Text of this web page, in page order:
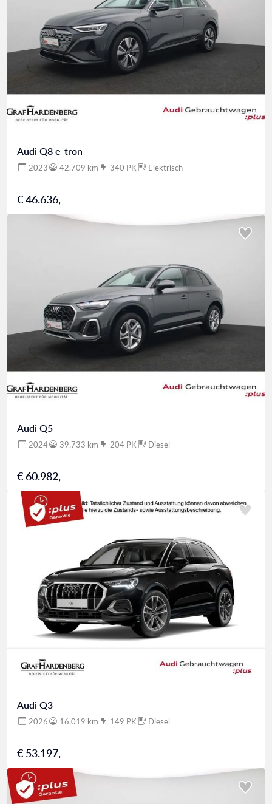
Audi Q8 e-tron
2023 42.709 km 340 PK Elektrisch
€ 46.636,-
Audi Q5
2024 39.733 km 204 PK Diesel
€ 60.982,-
Audi Q3
2026 16.019 km 149 PK Diesel
€ 53.197,-